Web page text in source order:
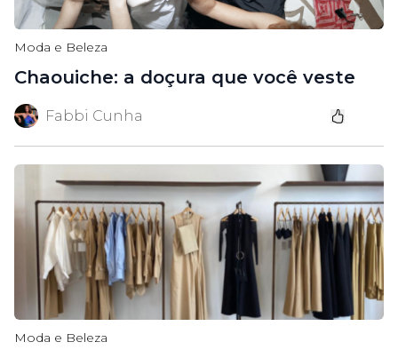
Moda e Beleza
Chaouiche: a doçura que você veste
Fabbi Cunha
Moda e Beleza